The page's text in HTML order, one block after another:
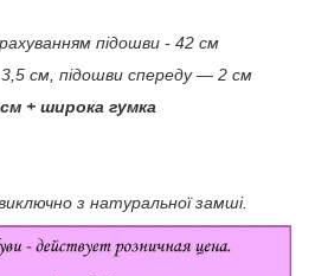
підошви - 42 см
см, підошви спереду — 2 см
+ широка гумка
з натуральної замші.